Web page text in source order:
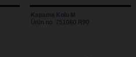
Kapama Kolu M
Ürün no. 751080 R90